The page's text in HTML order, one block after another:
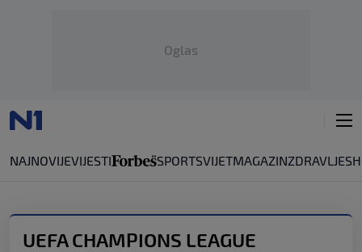
Oglas
NAJNOVIJEVIJESTI SPORTSVIJETMAGAZINZDRAVLJE
UEFA CHAMPIONS LEAGUE